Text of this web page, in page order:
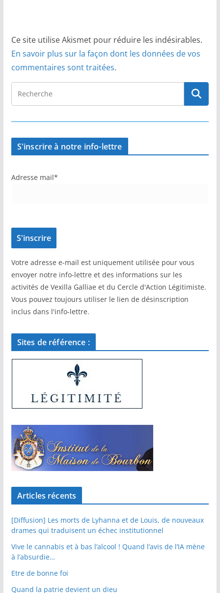
Ce site utilise Akismet pour réduire les indésirables.
En savoir plus sur la façon dont les données de vos
commentaires sont traitées.
S'inscrire à notre info-lettre
Adresse mail*
Votre adresse e-mail est uniquement utilisée pour vous
envoyer notre info-lettre et des informations sur les
activités de Vexilla Galliae et du Cercle d'Action Légitimiste.
Vous pouvez toujours utiliser le lien de désinscription
inclus dans l'info-lettre.
Sites de référence :
Articles récents
[Diffusion] Les morts de Lyhanna et de Louis, de nouveaux
drames qui traduisent un échec institutionnel
Vive le cannabis et à bas l’alcool ! Quand l’avis de l’IA mène
à l’absurdie…
Etre de bonne foi
Quand la patrie devient un dieu